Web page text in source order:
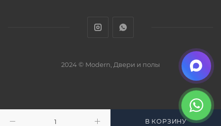
В КОРЗИНУ
2024 © Modern, Двери и полы